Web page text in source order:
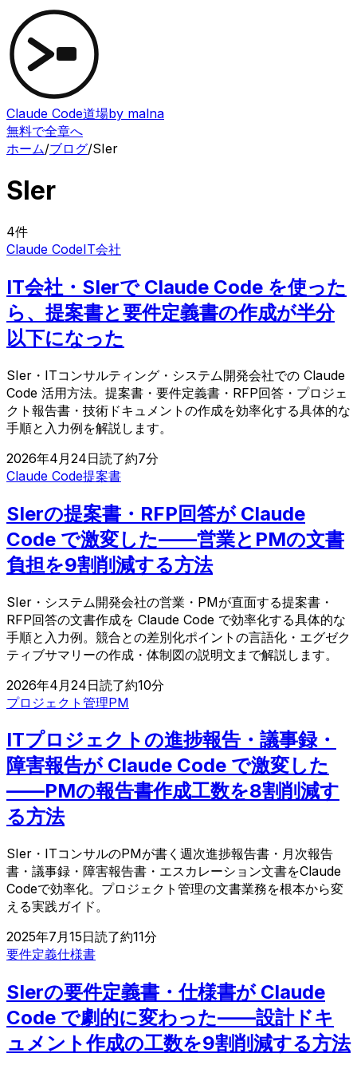
Claude Code道場by malna
無料で全章へ
ホーム/ブログ/SIer
SIer
4件
Claude CodeIT会社
IT会社・SIerで Claude Code を使った
ら、提案書と要件定義書の作成が半分
以下になった
SIer・ITコンサルティング・システム開発会社での Claude
Code 活用方法。提案書・要件定義書・RFP回答・プロジェ
クト報告書・技術ドキュメントの作成を効率化する具体的な
手順と入力例を解説します。
2026年4月24日読了約7分
Claude Code提案書
SIerの提案書・RFP回答が Claude
Code で激変した——営業とPMの文書
負担を9割削減する方法
SIer・システム開発会社の営業・PMが直面する提案書・
RFP回答の文書作成を Claude Code で効率化する具体的な
手順と入力例。競合との差別化ポイントの言語化・エグゼク
ティブサマリーの作成・体制図の説明文まで解説します。
2026年4月24日読了約10分
プロジェクト管理PM
ITプロジェクトの進捗報告・議事録・
障害報告が Claude Code で激変した
——PMの報告書作成工数を8割削減す
る方法
SIer・ITコンサルのPMが書く週次進捗報告書・月次報告
書・議事録・障害報告書・エスカレーション文書をClaude
Codeで効率化。プロジェクト管理の文書業務を根本から変
える実践ガイド。
2025年7月15日読了約11分
要件定義仕様書
SIerの要件定義書・仕様書が Claude
Code で劇的に変わった——設計ドキ
ュメント作成の工数を9割削減する方法